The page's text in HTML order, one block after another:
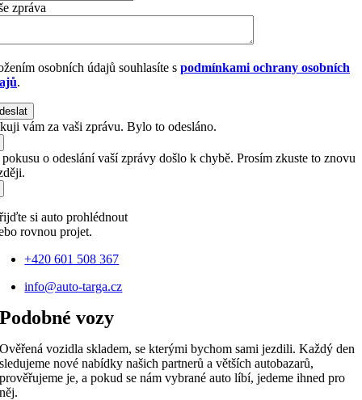
zpráva
osobních údajů souhlasíte spodmínkami ochrany osobních
.
vám za vaši zprávu. Bylo to odesláno.
o odeslání vaší zprávy došlo k chybě. Prosím zkuste to znovu
si auto prohlédnout
rovnou projet.
+420 601 508 367
info@auto-targa.cz
Podobné vozy
Ověřená vozidla skladem, se kterými bychom sami jezdili. Každý den
sledujeme nové nabídky našich partnerů a větších autobazarů,
prověřujeme je, a pokud se nám vybrané auto líbí, jedeme ihned pro
něj.